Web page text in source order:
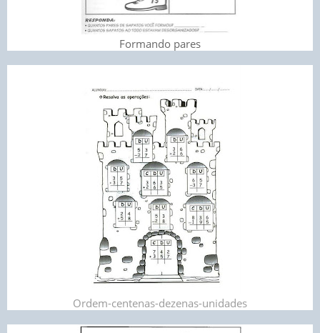
Formando pares
Ordem-centenas-dezenas-unidades